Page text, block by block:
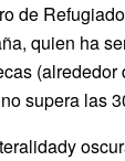
de
quien ha
supera las